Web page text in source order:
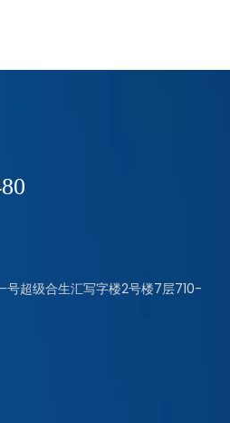
号超级合生汇写字楼2号楼7层710-